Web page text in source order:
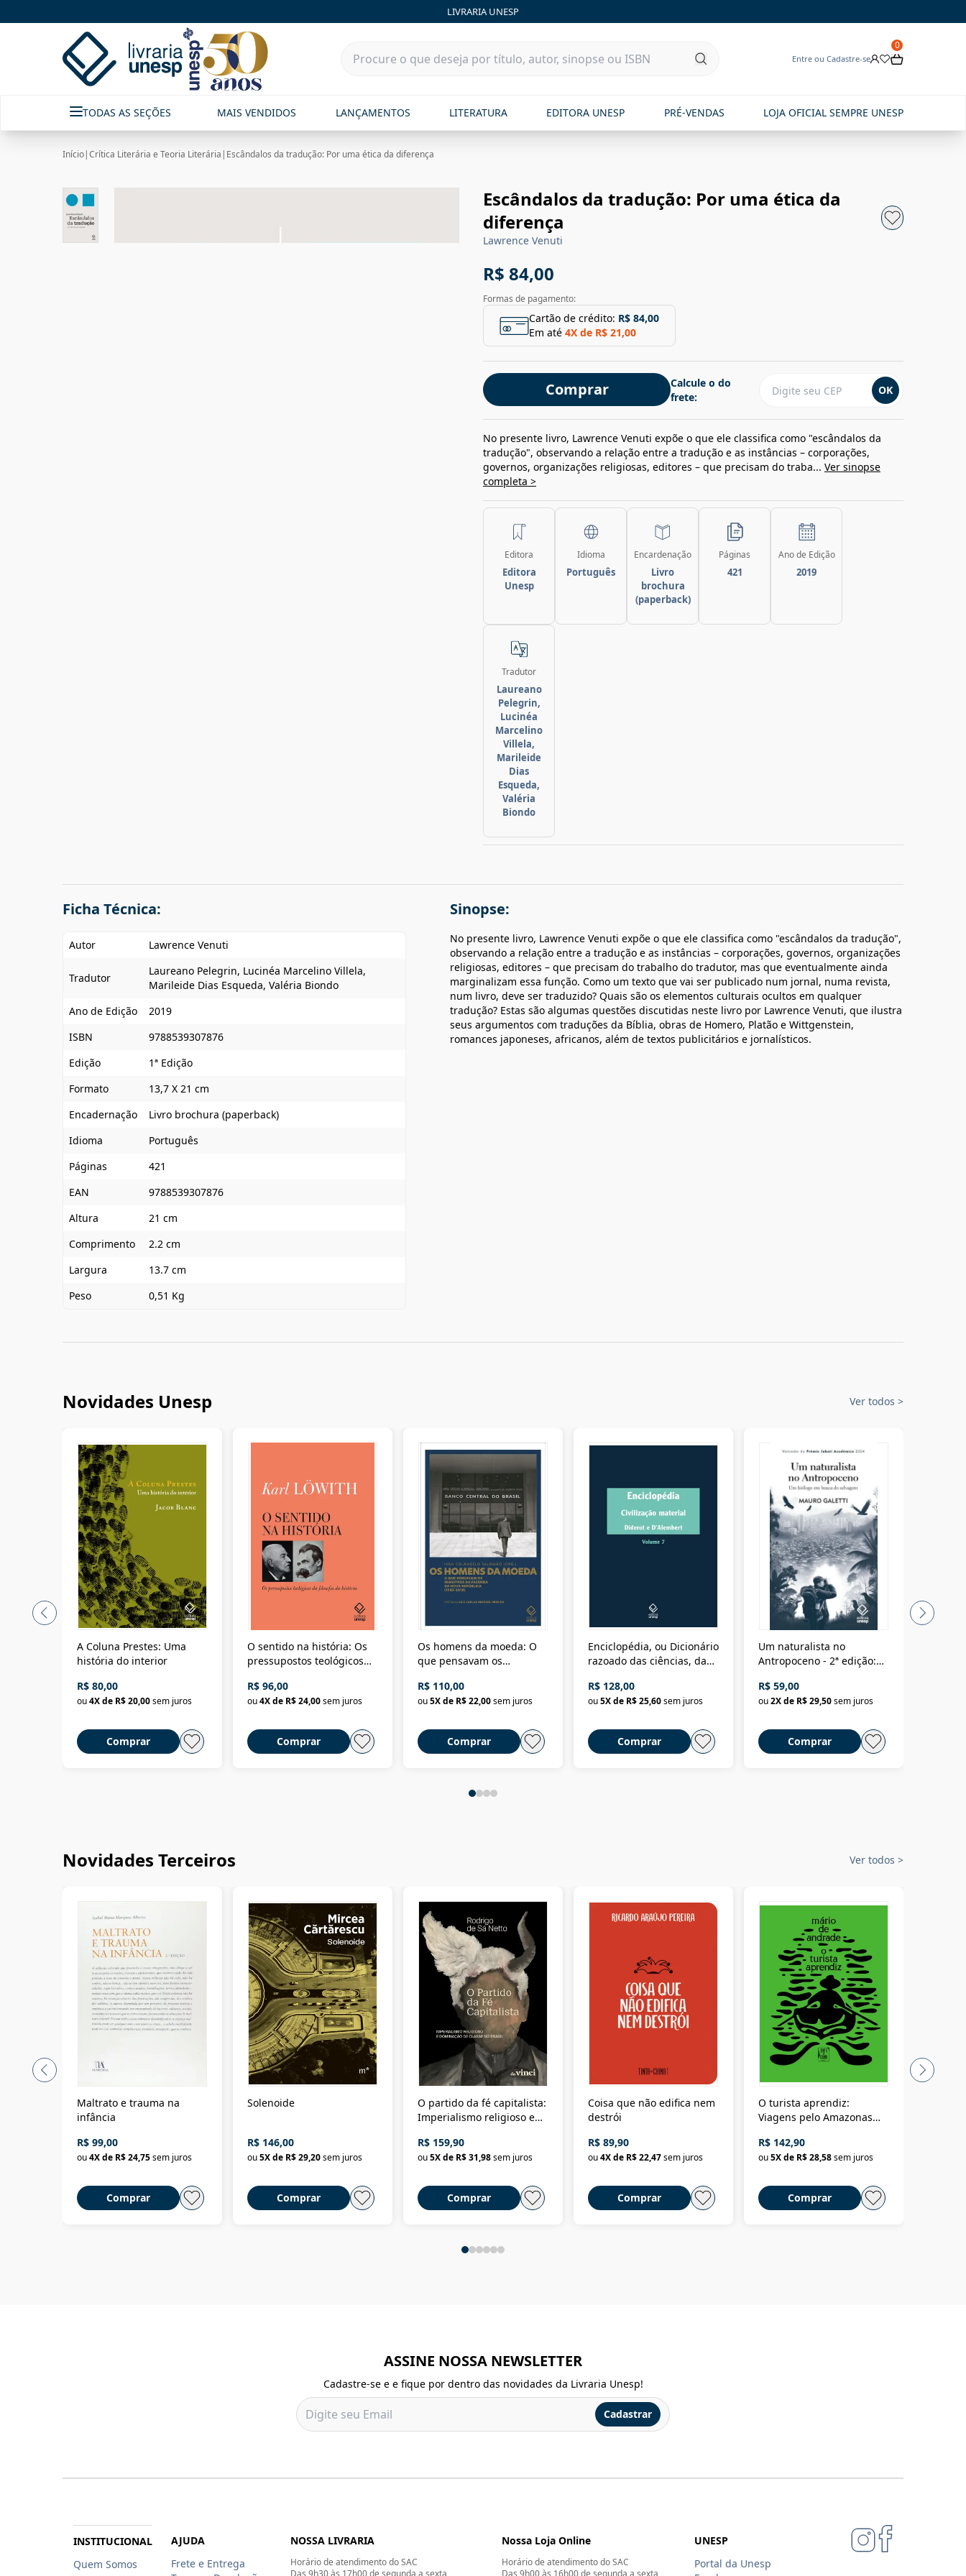
LIVRARIA UNESP
Entre ou Cadastre-se
0
TODAS AS SEÇÕES MAIS VENDIDOS LANÇAMENTOS LITERATURA EDITORA UNESP PRÉ-VENDAS LOJA OFICIAL SEMPRE UNESP
Início|Crítica Literária e Teoria Literária | Escândalos da tradução: Por uma ética da diferença
Escândalos da tradução: Por uma ética da
diferença
Lawrence Venuti
R$ 84,00
Formas de pagamento:
Cartão de crédito: R$ 84,00
Em até 4X de R$ 21,00
Comprar
Calcule o do
frete:
OK
No presente livro, Lawrence Venuti expõe o que ele classifica como "escândalos da
tradução", observando a relação entre a tradução e as instâncias – corporações,
governos, organizações religiosas, editores – que precisam do traba... Ver sinopse
completa >
Editora
Editora
Unesp
Idioma
Português
Encardenação
Livro
brochura
(paperback)
Páginas
421
Ano de Edição
2019
Tradutor
Laureano
Pelegrin,
Lucinéa
Marcelino
Villela,
Marileide
Dias
Esqueda,
Valéria
Biondo
Ficha Técnica:
Autor Lawrence Venuti
Tradutor
Laureano Pelegrin, Lucinéa Marcelino Villela,
Marileide Dias Esqueda, Valéria Biondo
Ano de Edição
2019
ISBN
9788539307876
Edição
1ª Edição
Formato
13,7 X 21 cm
Encadernação
Livro brochura (paperback)
Idioma
Português
Páginas
421
EAN
9788539307876
Altura
21 cm
Comprimento
2.2 cm
Largura
13.7 cm
Peso
0,51 Kg
Sinopse:
No presente livro, Lawrence Venuti expõe o que ele classifica como "escândalos da tradução",
observando a relação entre a tradução e as instâncias – corporações, governos, organizações
religiosas, editores – que precisam do trabalho do tradutor, mas que eventualmente ainda
marginalizam essa função. Como um texto que vai ser publicado num jornal, numa revista,
num livro, deve ser traduzido? Quais são os elementos culturais ocultos em qualquer
tradução? Estas são algumas questões discutidas neste livro por Lawrence Venuti, que ilustra
seus argumentos com traduções da Bíblia, obras de Homero, Platão e Wittgenstein,
romances japoneses, africanos, além de textos publicitários e jornalísticos.
Novidades Unesp Ver todos >
A Coluna Prestes: Uma
história do interior
R$ 80,00
ou4X de R$ 20,00sem juros
Comprar
O sentido na história: Os
pressupostos teológicos
R$ 96,00
ou4X de R$ 24,00sem juros
Comprar
Os homens da moeda: O
que pensavam os
Nova República (1985-
2018)
R$ 110,00
ou5X de R$ 22,00sem juros
Comprar
Enciclopédia, ou Dicionário
razoado das ciências, das
Civilização material
R$ 128,00
ou5X de R$ 25,60sem juros
Comprar
Um naturalista no
Antropoceno - 2ª edição:
selvagem
R$ 59,00
ou2X de R$ 29,50sem juros
Comprar
Novidades Terceiros Ver todos >
Maltrato e trauma na
infância
R$ 99,00
ou4X de R$ 24,75sem juros
Comprar
Solenoide
R$ 146,00
ou5X de R$ 29,20sem juros
Comprar
O partido da fé capitalista:
Imperialismo religioso e
Brasil
R$ 159,90
ou5X de R$ 31,98sem juros
Comprar
Coisa que não edifica nem
destrói
R$ 89,90
ou4X de R$ 22,47sem juros
Comprar
O turista aprendiz:
Viagens pelo Amazonas
até a Bolívia e por Marajó
até dizer chega
R$ 142,90
ou5X de R$ 28,58sem juros
Comprar
ASSINE NOSSA NEWSLETTER
Cadastre-se e e fique por dentro das novidades da Livraria Unesp!
Cadastrar
INSTITUCIONAL
Quem Somos
AJUDA
Frete e Entrega
NOSSA LIVRARIA
Horário de atendimento do SAC
Das 9h30 às 17h00 de segunda a sexta
Nossa Loja Online
Horário de atendimento do SAC
Das 9h00 às 16h00 de segunda a sexta
UNESP
Portal da Unesp